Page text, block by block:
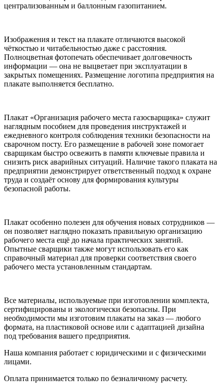
централизованным и баллонным газопитанием.
Изображения и текст на плакате отличаются высокой
чёткостью и читабельностью даже с расстояния.
Полноцветная фотопечать обеспечивает долговечность
информации — она не выцветает при эксплуатации в
закрытых помещениях. Размещение логотипа предприятия на
плакате выполняется бесплатно.
Плакат «Организация рабочего места газосварщика» служит
наглядным пособием для проведения инструктажей и
ежедневного контроля соблюдения техники безопасности на
сварочном посту. Его размещение в рабочей зоне помогает
сварщикам быстро освежить в памяти ключевые правила и
снизить риск аварийных ситуаций. Наличие такого плаката на
предприятии демонстрирует ответственный подход к охране
труда и создаёт основу для формирования культуры
безопасной работы.
Плакат особенно полезен для обучения новых сотрудников —
он позволяет наглядно показать правильную организацию
рабочего места ещё до начала практических занятий.
Опытные сварщики также могут использовать его как
справочный материал для проверки соответствия своего
рабочего места установленным стандартам.
Все материалы, используемые при изготовлении комплекта,
сертифицированы и экологически безопасны. При
необходимости мы изготовим плакаты на заказ — любого
формата, на пластиковой основе или с адаптацией дизайна
под требования вашего предприятия.
Наша компания работает с юридическими и с физическими
лицами.
Оплата принимается только по безналичному расчету.